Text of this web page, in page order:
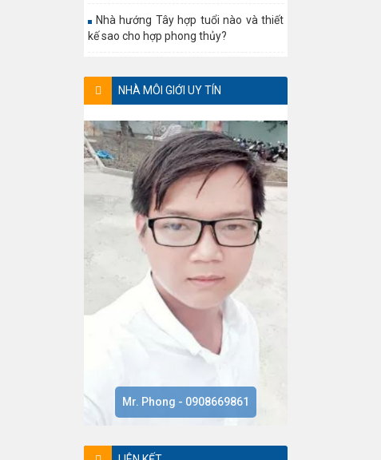
Nhà hướng Tây hợp tuổi nào và thiết
kế sao cho hợp phong thủy?
NHÀ MÔI GIỚI UY TÍN
Mr. Phong - 0908669861